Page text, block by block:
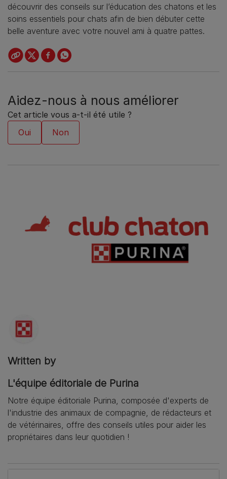
découvrir des conseils sur l’éducation des chatons et les
soins essentiels pour chats afin de bien débuter cette
belle aventure avec votre nouvel ami à quatre pattes.
Aidez-nous à nous améliorer
Cet article vous a-t-il été utile ?
Written by
L'équipe éditoriale de Purina
Notre équipe éditoriale Purina, composée d'experts de
l'industrie des animaux de compagnie, de rédacteurs et
de vétérinaires, offre des conseils utiles pour aider les
propriétaires dans leur quotidien !